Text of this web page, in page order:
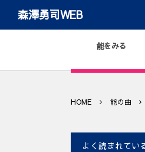
森澤勇司WEB
能をみる
HOME 能の曲
よく読まれてい